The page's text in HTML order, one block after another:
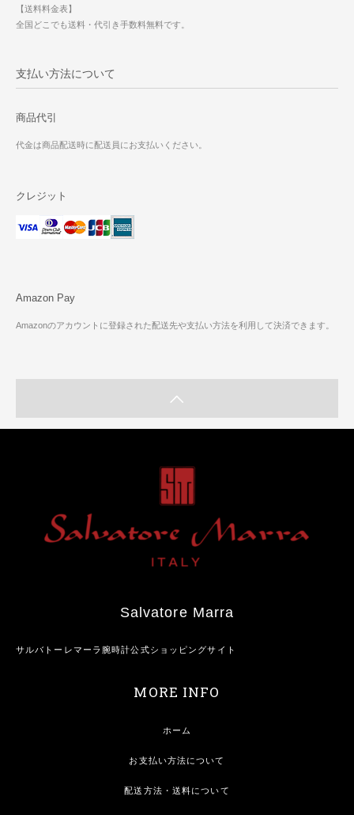
【送料料金表】
全国どこでも送料・代引き手数料無料です。
支払い方法について
商品代引
代金は商品配送時に配送員にお支払いください。
クレジット
Amazon Pay
Amazonのアカウントに登録された配送先や支払い方法を利用して決済できます。
Salvatore Marra
サルバトーレマーラ腕時計公式ショッピングサイト
MORE INFO
ホーム
お支払い方法について
配送方法・送料について